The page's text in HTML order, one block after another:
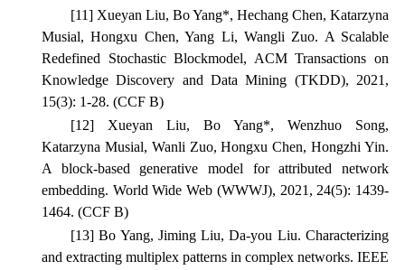
[11] Xueyan Liu, Bo Yang*, Hechang Chen, Katarzyna
Musial, Hongxu Chen, Yang Li, Wangli Zuo. A Scalable
Redefined Stochastic Blockmodel, ACM Transactions on
Knowledge Discovery and Data Mining (TKDD), 2021,
15(3): 1-28. (CCF B)
[12] Xueyan Liu, Bo Yang*, Wenzhuo Song,
Katarzyna Musial, Wanli Zuo, Hongxu Chen, Hongzhi Yin.
A block-based generative model for attributed network
embedding. World Wide Web (WWWJ), 2021, 24(5): 1439-
1464. (CCF B)
[13] Bo Yang, Jiming Liu, Da-you Liu. Characterizing
and extracting multiplex patterns in complex networks. IEEE